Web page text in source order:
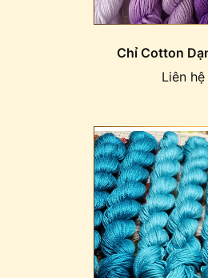
Chỉ Cotton
Liên hệ